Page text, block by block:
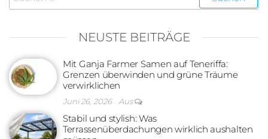
nach:
NEUSTE BEITRÄGE
Mit Ganja Farmer Samen auf Teneriffa:
Grenzen überwinden und grüne Träume
verwirklichen
Juni 26, 2026 Aus
Stabil und stylish: Was
Terrassenüberdachungen wirklich aushalten